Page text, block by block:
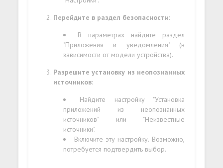
Перейдите в раздел безопасности:
В параметрах найдите раздел
"Приложения и уведомления" (в
зависимости от модели устройства).
Разрешите установку из неопознанных
источников:
Найдите настройку "Установка
приложений из неопознанных
источников" или "Неизвестные
источники".
Включите эту настройку. Возможно,
потребуется подтвердить выбор.